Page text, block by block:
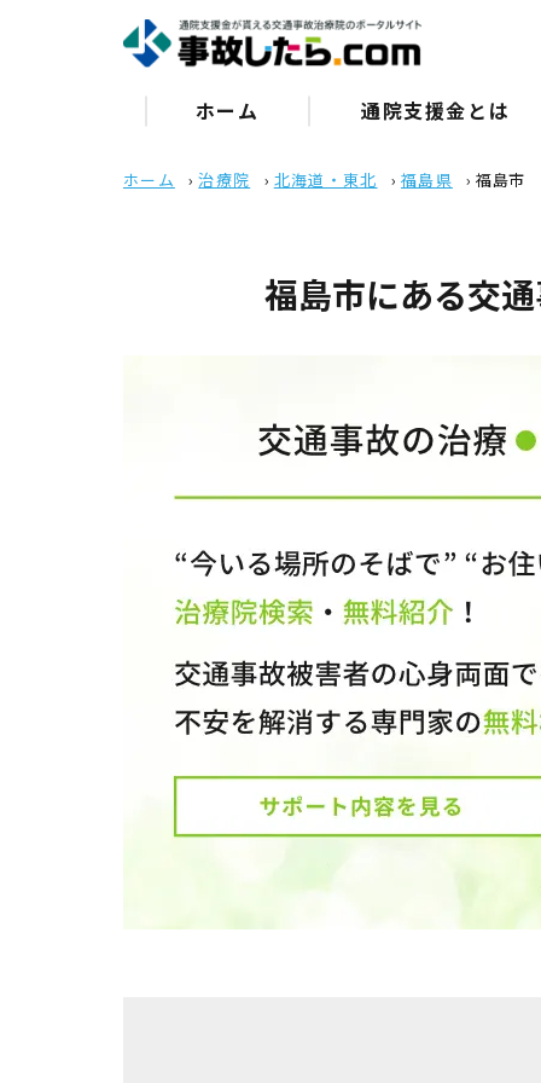
ホーム 通院⽀援⾦とは
ホーム ›治療院 › 北海道・東北 › 福島県 ›福島市
福島市にある交